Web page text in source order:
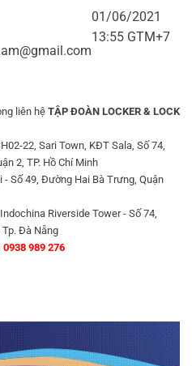
01/06/2021
13:55 GTM+7
liên hệTẬP ĐOÀN LOCKER & LOCK
22, Sari Town, KĐT Sala, Số 74,
2, TP. Hồ Chí Minh
- Số 49, Đường Hai Bà Trưng, Quận
Riverside Tower - Số 74,
Đà Nẵng
0938 989 276